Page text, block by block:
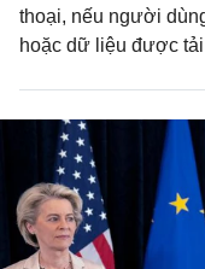
thoại, nếu người
hoặc dữ liệu được